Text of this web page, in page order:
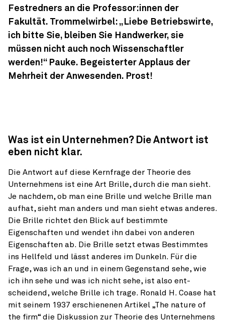
Festredners an die Professor:innen der
Fakultät. Trommelwirbel: „Liebe Betriebswirte,
ich bitte Sie, bleiben Sie Handwerker, sie
müssen nicht auch noch Wissenschaftler
werden!“ Pauke. Begeisterter Applaus der
Mehrheit der Anwesenden. Prost!
Was ist ein Unternehmen? Die Antwort ist
eben nicht klar.
Die Antwort auf diese Kernfrage der Theorie des
Unternehmens ist eine Art Brille, durch die man sieht.
Je nachdem, ob man eine Brille und welche Brille man
aufhat, sieht man anders und man sieht etwas anderes.
Die Brille richtet den Blick auf bestimmte
Eigenschaften und wendet ihn dabei von anderen
Eigenschaften ab. Die Brille setzt etwas Bestimmtes
ins Hell­feld und lässt anderes im Dunkeln. Für die
Frage, was ich an und in einem Gegen­stand sehe, wie
ich ihn sehe und was ich nicht sehe, ist also ent­
scheidend, welche Brille ich trage. Ronald H. Coase hat
mit seinem 1937 erschienenen Artikel „The nature of
the firm“ die Diskussion zur Theorie des Unternehmens